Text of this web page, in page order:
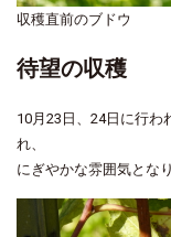
収穫直前のブドウ
待望の収穫
10月23日、24日に行わ
れ、
にぎやかな雰囲気とな